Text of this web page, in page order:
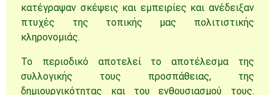
κατέγραψαν σκέψεις και εμπειρίες και ανέδειξαν
πτυχές της τοπικής μας πολιτιστικής
κληρονομιάς.
Το περιοδικό αποτελεί το αποτέλεσμα της
συλλογικής τους προσπάθειας, της
δημιουργικότητας και του ενθουσιασμού τους.